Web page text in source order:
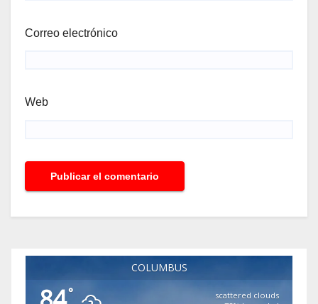
Correo electrónico
Web
COLUMBUS
°
scattered clouds